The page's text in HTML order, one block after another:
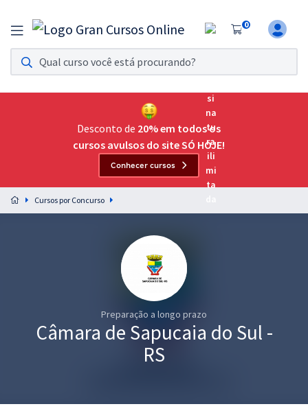
0
Assinatura Ilimitada 11
Acesso a todos os cursos. Teste grátis por 7 dias!
Assinatura OAB Até Passar
Acesso ilimitado a toda preparação para o Exame da
Preparação completa e intensiva para as principais
residências em saúde do Brasil
Desconto de 20% em todos os
cursos avulsos do site SÓ HOJE!
Conhecer cursos
Cursos por Concurso
Preparação a longo prazo
Câmara de Sapucaia do Sul -
RS